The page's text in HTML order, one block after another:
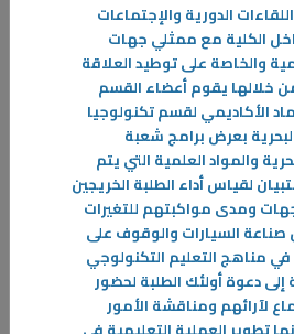
ضمان لمستقبل صحي بجودة أعلى
يشهدها القطاع الصحي، بات الاستثمار في
جودة الرعاية الصحية واستدامتها
الدورية والإجتماعات
الكلية مع ممثلي جهات
والخاصة على توطيد العلاقة
خلالها يقوم أعضاء القسم
الأكاديمي لقسم تكنولوجيا
بعرض برامج شعبة
والمواد العلمية التي يتم
لقياس أداء الطلبة الخريجين
ومدى مواكبتهم للتغيرات
السيارات والوقوف على
مناهج التعليم التكنولوجي
إلى دعوة أولئك الطلبة لحضور
لآرائهم ومناقشة الأمور